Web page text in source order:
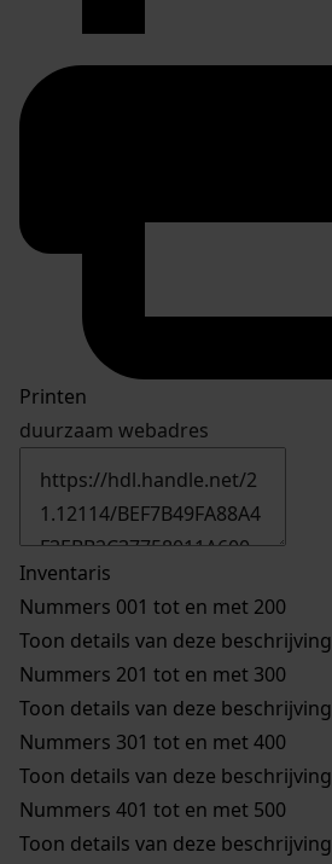
Printen
duurzaam webadres
Inventaris
Nummers 001 tot en met 200
Toon details van deze beschrijving
Nummers 201 tot en met 300
Toon details van deze beschrijving
Nummers 301 tot en met 400
Toon details van deze beschrijving
Nummers 401 tot en met 500
Toon details van deze beschrijving